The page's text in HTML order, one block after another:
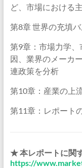
ど、市場における
第8章 世界の充填
第9章：市場力学
因、業界のメーカ
連政策を分析
第10章：産業の上
第11章：レポート
★ 本レポートに関
https://